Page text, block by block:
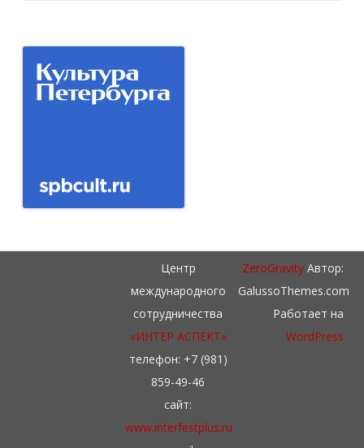
Центр
международного
сотрудничества
«ИНТЕР АСПЕКТ»
телефон: +7 (981)
859-49-46
сайт:
www.interfestplus.ru
ZeroGravityАвтор:
GalussoThemes.com
Работает на
WordPress